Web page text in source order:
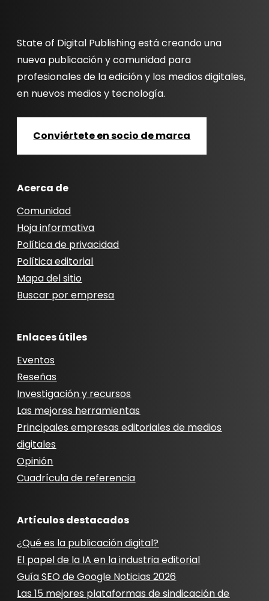
State of Digital Publishing está creando una
nueva publicación y comunidad para
profesionales de la edición y los medios digitales,
en nuevos medios y tecnología.
Conviértete en socio de marca
Acerca de
Comunidad
Hoja informativa
Política de privacidad
Política editorial
Mapa del sitio
Buscar por empresa
Enlaces útiles
Eventos
Reseñas
Investigación y recursos
Las mejores herramientas
Principales empresas editoriales de medios
digitales
Opinión
Cuadrícula de referencia
Artículos destacados
¿Qué es la publicación digital?
El papel de la IA en la industria editorial
Guía SEO de Google Noticias 2026
Las 15 mejores plataformas de sindicación de